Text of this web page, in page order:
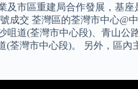
及市區重建局合作發展，基
成交 荃灣區的荃灣市中心@
咀道(荃灣市中心段)、青山公
(荃灣市中心段)。 另外，區